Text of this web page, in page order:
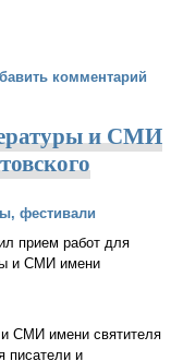
комментарий
и СМИ
фестивали
прием работ для
и СМИ имени
и СМИ имени святителя
писатели и